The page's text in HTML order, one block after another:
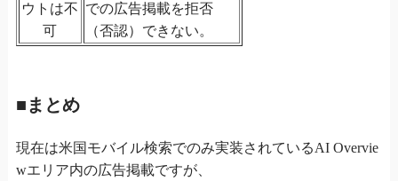
ウトは不
可
での広告掲載を拒否
（否認）できない。
■まとめ
現在は米国モバイル検索でのみ実装されているAI Overvie
wエリア内の広告掲載ですが、